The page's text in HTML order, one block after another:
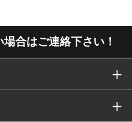
合はご連絡下さい！